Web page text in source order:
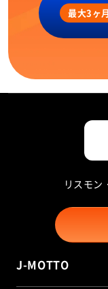
最大3ヶ
リスモン
J-MOTTO